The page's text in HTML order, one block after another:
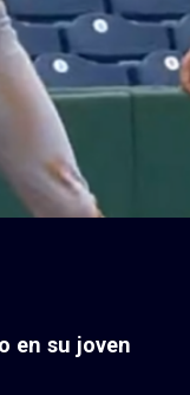
en su joven